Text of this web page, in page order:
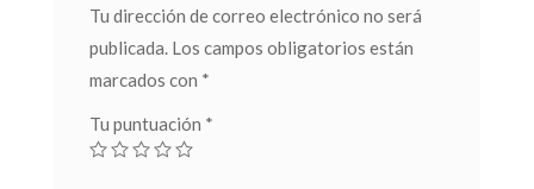
Tu dirección de correo electrónico no será
publicada. Los campos obligatorios están
marcados con *
Tu puntuación *